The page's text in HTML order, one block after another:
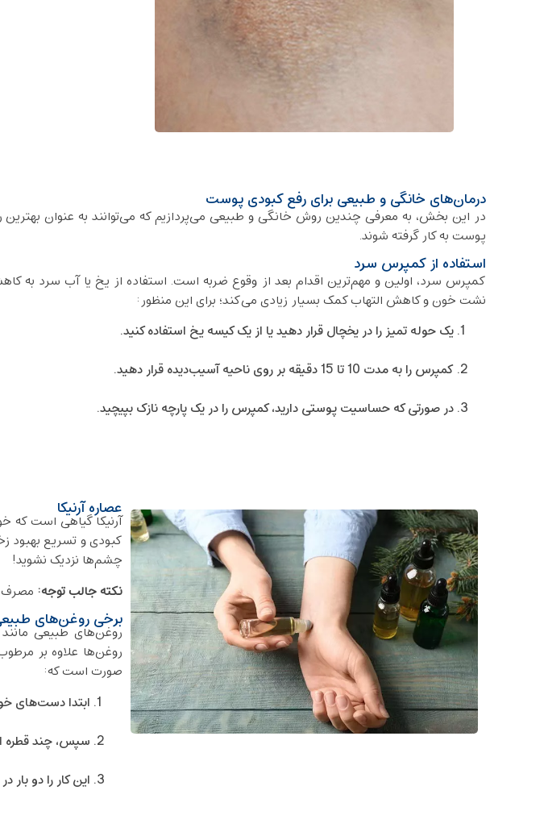
درمان‌های خانگی و طبیعی برای رفع کبودی پوست
در این بخش، به معرفی چندین روش خانگی و طبیعی می‌پردازیم که می‌توانند به عنوان بهترین
پوست به کار گرفته شوند.
استفاده از کمپرس سرد
کمپرس سرد، اولین و مهم‌ترین اقدام بعد از وقوع ضربه است. استفاده از یخ یا آب سرد به
نشت خون و کاهش التهاب کمک بسیار زیادی می‌کند؛ برای این منظور:
یک حوله تمیز را در یخچال قرار دهید یا از یک کیسه یخ استفاده کنید.
کمپرس را به مدت 10 تا 15 دقیقه بر روی ناحیه آسیب‌دیده قرار دهید.
در صورتی که حساسیت پوستی دارید، کمپرس را در یک پارچه نازک بپیچید.
عصاره آرنیکا
آرنیکا گیاهی است که
کبودی و تسریع بهبود
چشم‌ها نزدیک نشوید!
نکته جالب توجه: مصرف
برخی روغن‌های
روغن‌های طبیعی
روغن‌ها علاوه بر
صورت است که:
ابتدا دست‌های
سپس، چند قطره
این کار را دو بار